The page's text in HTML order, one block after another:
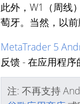
此外，W1（周线
萄牙。当然，以前
MetaTrader 5
反馈 - 在应用程序
注: 不再支持